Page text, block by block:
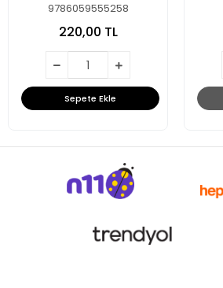
9786059555258
220,00 TL
Sepete Ekle